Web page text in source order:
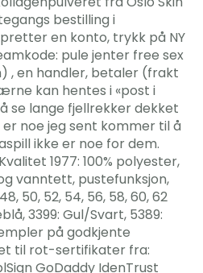
bestilling i
en konto, trykk på NY
pule jenter free sex
, en handler, betaler (frakt
kan hentes i «post i
se lange fjellrekker dekket
noe jeg sent kommer til å
ikke er noe for dem.
1977: 100% polyester,
vanntett, pustefunksjon,
50, 52, 54, 56, 58, 60, 62
3399: Gul/Svart, 5389:
på godkjente
til rot-sertifikater fra:
GoDaddy IdenTrust